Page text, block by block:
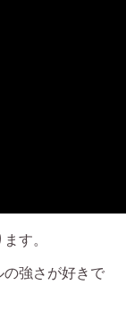
す。
の強さが好きで